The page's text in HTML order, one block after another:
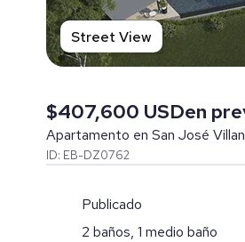
Street View
$407,600 USDen
Apartamento en San José
ID: EB-DZ0762
Publicado
2 baños, 1 medio baño